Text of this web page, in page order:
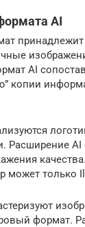
AI
AI
копии
Расширение AI
может только
формат.